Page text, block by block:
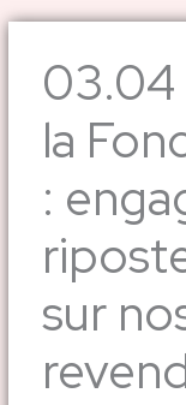
03.04
la
:
sur